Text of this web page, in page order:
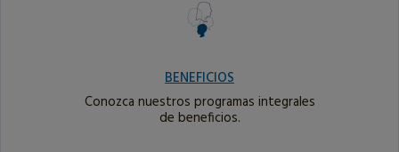
BENEFICIOS
Conozca nuestros programas integrales
de beneficios.